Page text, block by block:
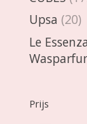
Upsa (20)
Le
Prijs